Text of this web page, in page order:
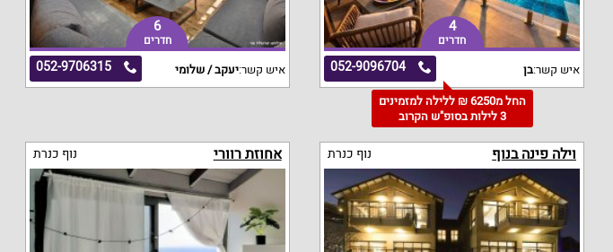
4
חדרים
052-9096704 איש קשר:בן
החל מ6250 ₪ ללילה למזמינים
3 לילות בסופ"ש הקרוב
6
חדרים
052-9706315 איש קשר:יעקב / שלומי
וילה פינה בנוף נוף כנרת אחוזת רוורי נוף כנרת